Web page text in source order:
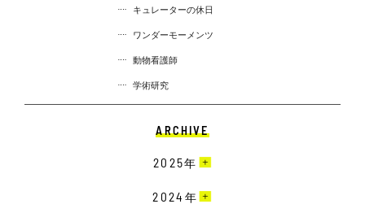
キュレーターの休日
ワンダーモーメンツ
動物看護師
学術研究
ARCHIVE
2025年
3月［4］
2024 年